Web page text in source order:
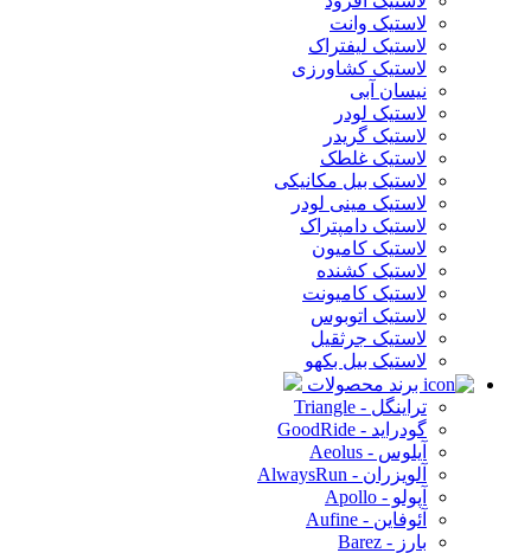
لاستیک وانت
لاستیک لیفتراک
لاستیک کشاورزی
نیسان آبی
لاستیک لودر
لاستیک گریدر
لاستیک غلطک
لاستیک بیل مکانیکی
لاستیک مینی لودر
لاستیک دامپتراک
لاستیک کامیون
لاستیک کشنده
لاستیک کامیونت
لاستیک اتوبوس
لاستیک جرثقیل
لاستیک بیل بکهو
برند محصولات
تراینگل - Triangle
گودراید - GoodRide
آیلوس - Aeolus
آلویزران - AlwaysRun
آپولو - Apollo
آئوفاین - Aufine
بارز - Barez